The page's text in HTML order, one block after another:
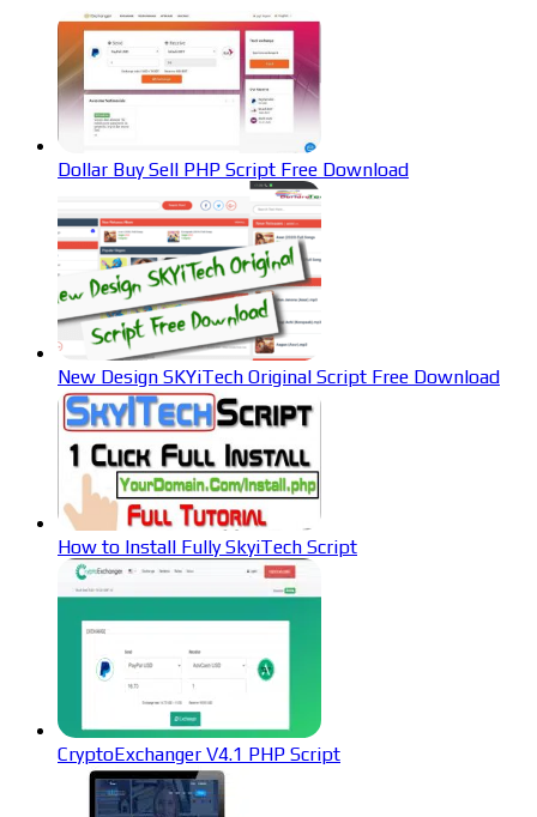
Dollar Buy Sell PHP Script Free Download
New Design SKYiTech Original Script Free Download
How to Install Fully SkyiTech Script
CryptoExchanger V4.1 PHP Script